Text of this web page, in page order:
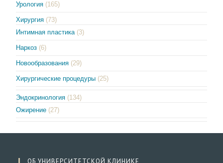
Урология (165)
Хирургия (73)
Интимная пластика (3)
Наркоз (6)
Новообразования (29)
Хирургические процедуры (25)
Эндокринология (134)
Ожирение (27)